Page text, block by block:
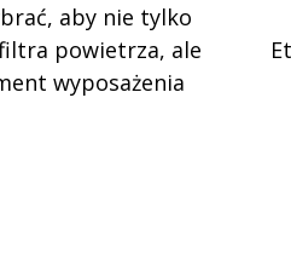
aby nie tylko
powietrza, ale
wyposażenia